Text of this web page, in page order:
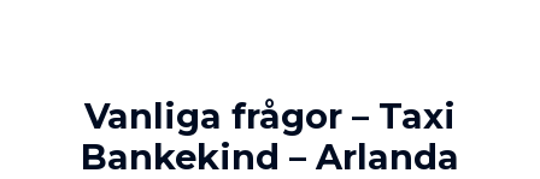
Vanliga frågor – Taxi
Bankekind – Arlanda